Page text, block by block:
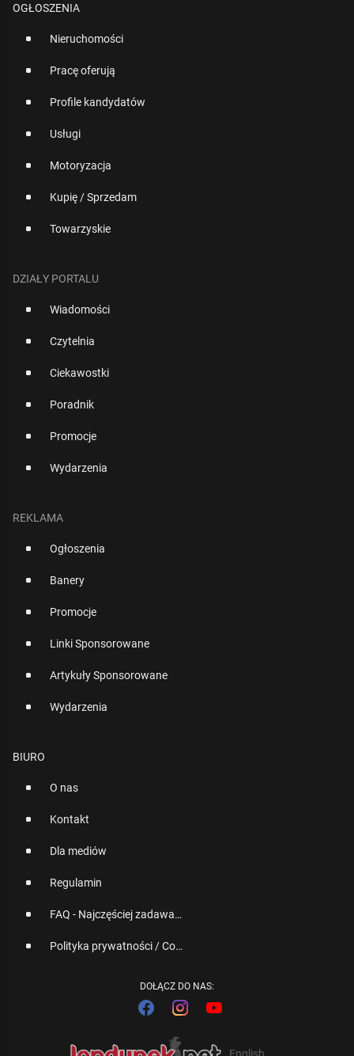
OGŁOSZENIA
Nieruchomości
Pracę oferują
Profile kandydatów
Usługi
Motoryzacja
Kupię / Sprzedam
Towarzyskie
DZIAŁY PORTALU
Wiadomości
Czytelnia
Ciekawostki
Poradnik
Promocje
Wydarzenia
REKLAMA
Ogłoszenia
Banery
Promocje
Linki Sponsorowane
Artykuły Sponsorowane
Wydarzenia
BIURO
O nas
Kontakt
Dla mediów
Regulamin
FAQ - Najczęściej zadawane pytania
Polityka prywatności / Cookies
DOŁĄCZ DO NAS: